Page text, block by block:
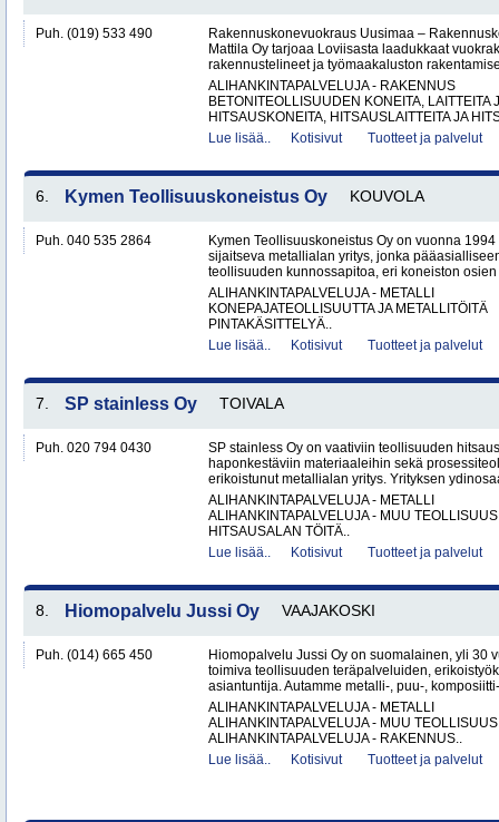
Puh. (019) 533 490
Rakennuskonevuokraus Uusimaa –
Mattila Oy tarjoaa Loviisasta laadukkaat
rakennustelineet ja työmaakaluston
ALIHANKINTAPALVELUJA - RAKENNUS
BETONITEOLLISUUDEN KONEITA, LAITTEITA
HITSAUSKONEITA, HITSAUSLAITTEITA JA
Lue lisää..
Kotisivut Tuotteet ja palvelut
6. Kymen Teollisuuskoneistus Oy KOUVOLA
Puh. 040 535 2864
Kymen Teollisuuskoneistus Oy on vuonna
sijaitseva metallialan yritys, jonka
teollisuuden kunnossapitoa, eri koneiston
ALIHANKINTAPALVELUJA - METALLI
KONEPAJATEOLLISUUTTA JA METALLITÖITÄ
PINTAKÄSITTELYÄ..
Lue lisää..
Kotisivut Tuotteet ja palvelut
7. SP stainless Oy TOIVALA
Puh. 020 794 0430
SP stainless Oy on vaativiin teollisuuden
haponkestäviin materiaaleihin sekä
erikoistunut metallialan yritys. Yrityksen
ALIHANKINTAPALVELUJA - METALLI
ALIHANKINTAPALVELUJA - MUU TEOLLISUUS
HITSAUSALAN TÖITÄ..
Lue lisää..
Kotisivut Tuotteet ja palvelut
8. Hiomopalvelu Jussi Oy VAAJAKOSKI
Puh. (014) 665 450
Hiomopalvelu Jussi Oy on suomalainen, yli 30
toimiva teollisuuden teräpalveluiden,
asiantuntija. Autamme metalli-, puu-,
ALIHANKINTAPALVELUJA - METALLI
ALIHANKINTAPALVELUJA - MUU TEOLLISUUS
ALIHANKINTAPALVELUJA - RAKENNUS..
Lue lisää..
Kotisivut Tuotteet ja palvelut